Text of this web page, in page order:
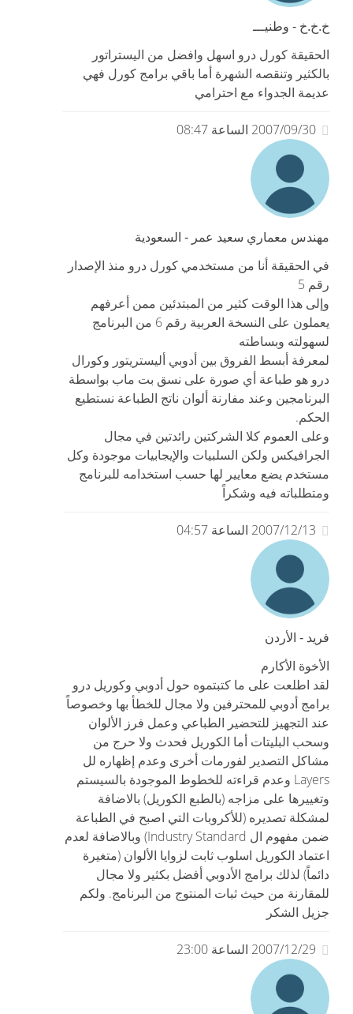
خ.خ.خ - وطنيـــ
الحقيقة كورل درو اسهل وافضل من اليستراتور
بالكثير وتنقصه الشهرة أما باقي برامج كورل فهي
عديمة الجدواء مع احترامي
2007/09/30 الساعة 08:47
مهندس معماري سعيد عمر - السعودية
في الحقيقة أنا من مستخدمي كورل درو منذ الإصدار
رقم 5
وإلى هذا الوقت كثير من المبتدئين ممن أعرفهم
يعملون على النسخة العربية رقم 6 من البرنامج
لسهولته وبساطته
لمعرفة أبسط الفروق بين أدوبي أليستريتور وكورال
درو هو طباعة أي صورة على نسق بت ماب بواسطة
البرنامجين وعند مفارنة ألوان ناتج الطباعة نستطيع
الحكم.
وعلى العموم كلا الشركتين رائدتين في مجال
الجرافيكس ولكن السلبيات والإيجابيات موجودة وكل
مستخدم يضع معايير لها حسب استخدامه للبرنامج
ومتطلباته فيه وشكراً
2007/12/13 الساعة 04:57
فريد - الأردن
الأخوة الأكارم
لقد اطلعت على ما كتبتموه حول أدوبي وكوريل درو
برامج أدوبي للمحترفين ولا مجال للخطأ بها وخصوصاً
عند التجهيز للتحضير الطباعي وعمل فرز الألوان
وسحب البليتات أما الكوريل فحدث ولا حرج من
مشاكل التصدير لفورمات أخرى وعدم إظهاره لل
Layers وعدم قراءته للخطوط الموجودة بالسيستم
وتغييرها على مزاجه (بالطبع الكوريل) بالاضافة
لمشكلة تصديره (للأكروبات التي اصبح في الطباعة
ضمن مفهوم ال Industry Standard) وبالاضافة لعدم
اعتماد الكوريل اسلوب ثابت لزوايا الألوان (متغيرة
دائماً) لذلك برامج الأدوبي أفضل بكثير ولا مجال
للمقارنة من حيث ثبات المنتوج من البرنامج. ولكم
جزيل الشكر
2007/12/29 الساعة 23:00